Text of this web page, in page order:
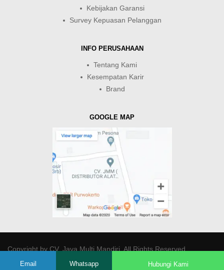
Kebijakan Garansi
Survey Kepuasan Pelanggan
INFO PERUSAHAAN
Tentang Kami
Kesempatan Karir
Brand
GOOGLE MAP
Copyright byCV. Java Multi Mandiri. All Rights Reserved.
Email Whatsapp Hubungi Kami